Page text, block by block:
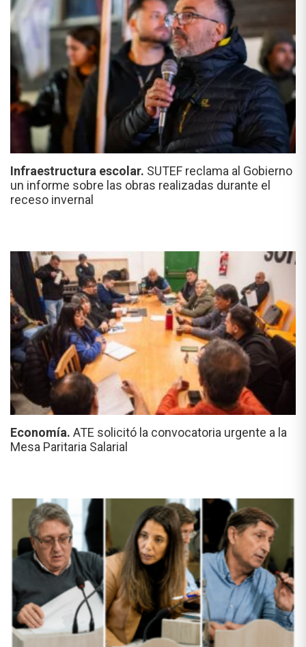
Infraestructura escolar. SUTEF reclama al Gobierno
un informe sobre las obras realizadas durante el
receso invernal
Economía. ATE solicitó la convocatoria urgente a la
Mesa Paritaria Salarial